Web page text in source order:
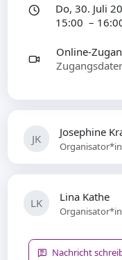
JK Josephine
Organisator*in
LK Lina Kathe
Organisator*in
Nachricht
Do, 30. Juli
15:00 –
Online-